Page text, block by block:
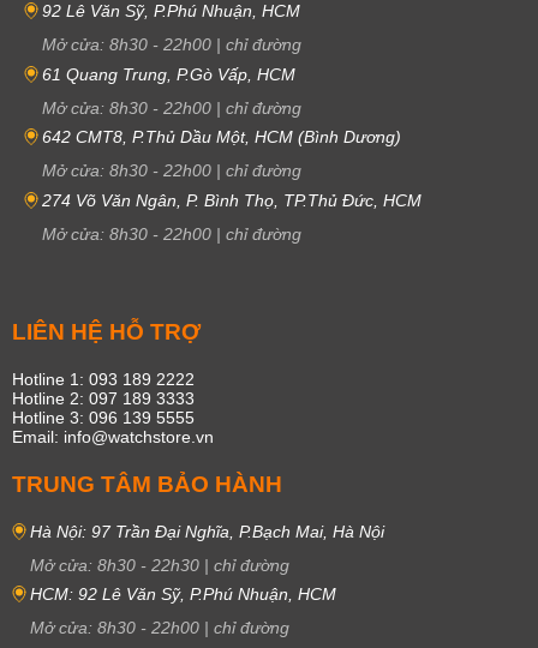
92 Lê Văn Sỹ, P.Phú Nhuận, HCM
Mở cửa: 8h30 - 22h00 | chỉ đường
61 Quang Trung, P.Gò Vấp, HCM
Mở cửa: 8h30 - 22h00 | chỉ đường
642 CMT8, P.Thủ Dầu Một, HCM (Bình Dương)
Mở cửa: 8h30 - 22h00 | chỉ đường
274 Võ Văn Ngân, P. Bình Thọ, TP.Thủ Đức, HCM
Mở cửa: 8h30 - 22h00 | chỉ đường
LIÊN HỆ HỖ TRỢ
Hotline 1: 093 189 2222
Hotline 2: 097 189 3333
Hotline 3: 096 139 5555
Email: info@watchstore.vn
TRUNG TÂM BẢO HÀNH
Hà Nội: 97 Trần Đại Nghĩa, P.Bạch Mai, Hà Nội
Mở cửa: 8h30 - 22h30 | chỉ đường
HCM: 92 Lê Văn Sỹ, P.Phú Nhuận, HCM
Mở cửa: 8h30 - 22h00 | chỉ đường